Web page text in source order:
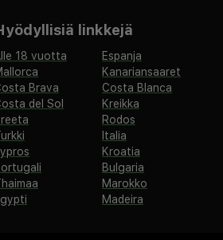
linkkejä
18 vuotta
Espanja
Kanariansaaret
Brava
Costa Blanca
del Sol
Kreikka
Rodos
Italia
Kroatia
Bulgaria
Marokko
Madeira